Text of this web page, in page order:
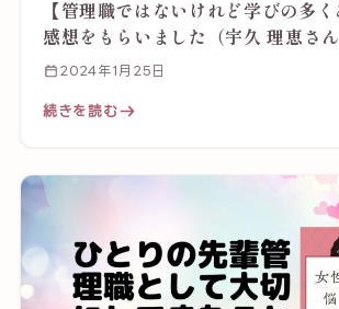
【管理職ではないけれど学びの多く
感想をもらいました（宇久 理恵さん
2024年1月25日
続きを読む